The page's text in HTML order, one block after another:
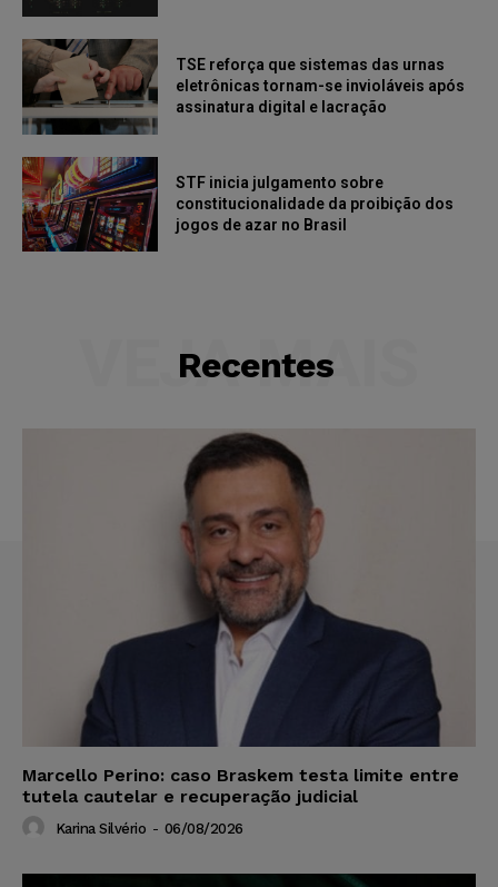
TSE reforça que sistemas das urnas
eletrônicas tornam-se invioláveis após
assinatura digital e lacração
STF inicia julgamento sobre
constitucionalidade da proibição dos
jogos de azar no Brasil
Recentes
VEJA MAIS
Marcello Perino: caso Braskem testa limite entre
tutela cautelar e recuperação judicial
Karina Silvério - 06/08/2026